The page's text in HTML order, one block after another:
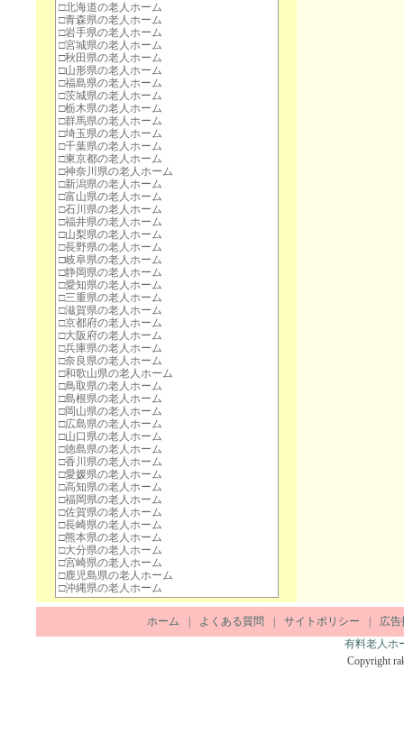
□北海道の老人ホーム
□青森県の老人ホーム
□岩手県の老人ホーム
□宮城県の老人ホーム
□秋田県の老人ホーム
□山形県の老人ホーム
□福島県の老人ホーム
□茨城県の老人ホーム
□栃木県の老人ホーム
□群馬県の老人ホーム
□埼玉県の老人ホーム
□千葉県の老人ホーム
□東京都の老人ホーム
□神奈川県の老人ホーム
□新潟県の老人ホーム
□富山県の老人ホーム
□石川県の老人ホーム
□福井県の老人ホーム
□山梨県の老人ホーム
□長野県の老人ホーム
□岐阜県の老人ホーム
□静岡県の老人ホーム
□愛知県の老人ホーム
□三重県の老人ホーム
□滋賀県の老人ホーム
□京都府の老人ホーム
□大阪府の老人ホーム
□兵庫県の老人ホーム
□奈良県の老人ホーム
□和歌山県の老人ホーム
□鳥取県の老人ホーム
□島根県の老人ホーム
□岡山県の老人ホーム
□広島県の老人ホーム
□山口県の老人ホーム
□徳島県の老人ホーム
□香川県の老人ホーム
□愛媛県の老人ホーム
□高知県の老人ホーム
□福岡県の老人ホーム
□佐賀県の老人ホーム
□長崎県の老人ホーム
□熊本県の老人ホーム
□大分県の老人ホーム
□宮崎県の老人ホーム
□鹿児島県の老人ホーム
□沖縄県の老人ホーム
ホーム よくある質問 サイトポリシー
広
有料老人ホ
Copyright